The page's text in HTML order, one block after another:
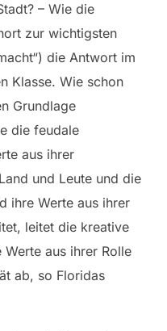
– Wie die
zur wichtigsten
die Antwort im
Klasse. Wie schon
Grundlage
die feudale
aus ihrer
und Leute und die
ihre Werte aus ihrer
leitet die kreative
aus ihrer Rolle
ab, so Floridas